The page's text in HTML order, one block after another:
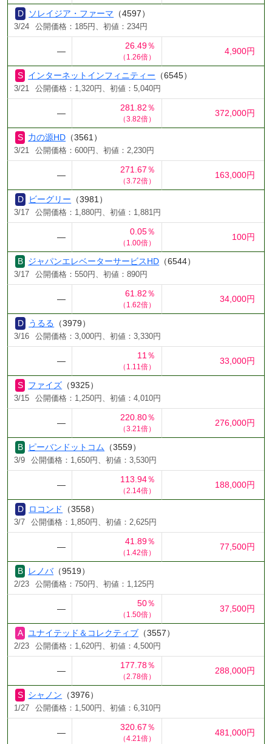
ソレイジア・ファーマ （4597）
3/24 公開価格：185円、初値：234円
―
26.49％
（1.26倍）
4,900円
インターネットインフィニティー （6545）
3/21 公開価格：1,320円、初値：5,040円
―
281.82％
（3.82倍）
372,000円
力の源HD （3561）
3/21 公開価格：600円、初値：2,230円
―
271.67％
（3.72倍）
163,000円
ビーグリー （3981）
3/17 公開価格：1,880円、初値：1,881円
―
0.05％
（1.00倍）
100円
ジャパンエレベーターサービスHD （6544）
3/17 公開価格：550円、初値：890円
―
61.82％
（1.62倍）
34,000円
うるる （3979）
3/16 公開価格：3,000円、初値：3,330円
―
11％
（1.11倍）
33,000円
ファイズ （9325）
3/15 公開価格：1,250円、初値：4,010円
―
220.80％
（3.21倍）
276,000円
ピーバンドットコム （3559）
3/9 公開価格：1,650円、初値：3,530円
―
113.94％
（2.14倍）
188,000円
ロコンド （3558）
3/7 公開価格：1,850円、初値：2,625円
―
41.89％
（1.42倍）
77,500円
レノバ（9519）
2/23 公開価格：750円、初値：1,125円
―
50％
（1.50倍）
37,500円
ユナイテッド＆コレクティブ （3557）
2/23 公開価格：1,620円、初値：4,500円
―
177.78％
（2.78倍）
288,000円
シャノン （3976）
1/27 公開価格：1,500円、初値：6,310円
―
320.67％
（4.21倍）
481,000円